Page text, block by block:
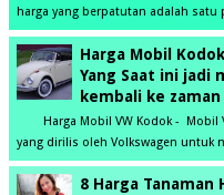
harga yang berpatutan adalah
Harga Mobil
Yang Saat ini jadi
kembali ke zaman
Harga Mobil VW Kodok - Mobil
yang dirilis oleh Volkswagen untuk
8 Harga Tanaman